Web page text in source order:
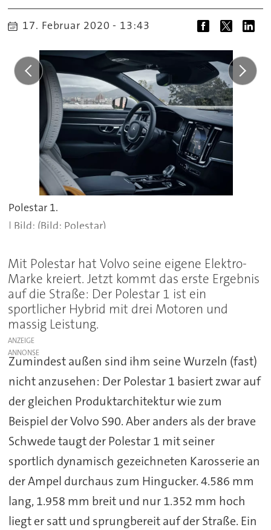
17. Februar 2020 - 13:43
Polestar 1.
(Bild: Polestar)
Mit Polestar hat Volvo seine eigene Elektro-
Marke kreiert. Jetzt kommt das erste Ergebnis
auf die Straße: Der Polestar 1 ist ein
sportlicher Hybrid mit drei Motoren und
massig Leistung.
ANZEIGE
Zumindest außen sind ihm seine Wurzeln (fast)
nicht anzusehen: Der Polestar 1 basiert zwar auf
der gleichen Produktarchitektur wie zum
Beispiel der Volvo S90. Aber anders als der brave
Schwede taugt der Polestar 1 mit seiner
sportlich dynamisch gezeichneten Karosserie an
der Ampel durchaus zum Hingucker. 4.586 mm
lang, 1.958 mm breit und nur 1.352 mm hoch
liegt er satt und sprungbereit auf der Straße. Ein